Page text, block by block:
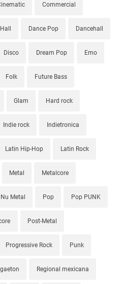
Commercial
Dance Pop Dancehall
Disco Dream Pop Emo
Folk Future Bass
Glam Hard rock
Indie rock Indietronica
Latin Hip-Hop Latin Rock
Metal Metalcore
Nu Metal Pop Pop PUNK
Post-Metal
Progressive Rock Punk
Regional mexicana